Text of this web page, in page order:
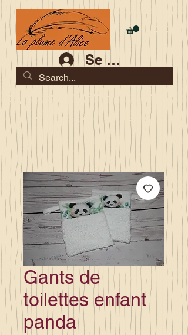
Se connecter
Les commandes jusqu'au 2 août sont garanties pour la
rentrée
Je serai en congés du 10 au 23 août
Gants de
toilettes enfant
panda